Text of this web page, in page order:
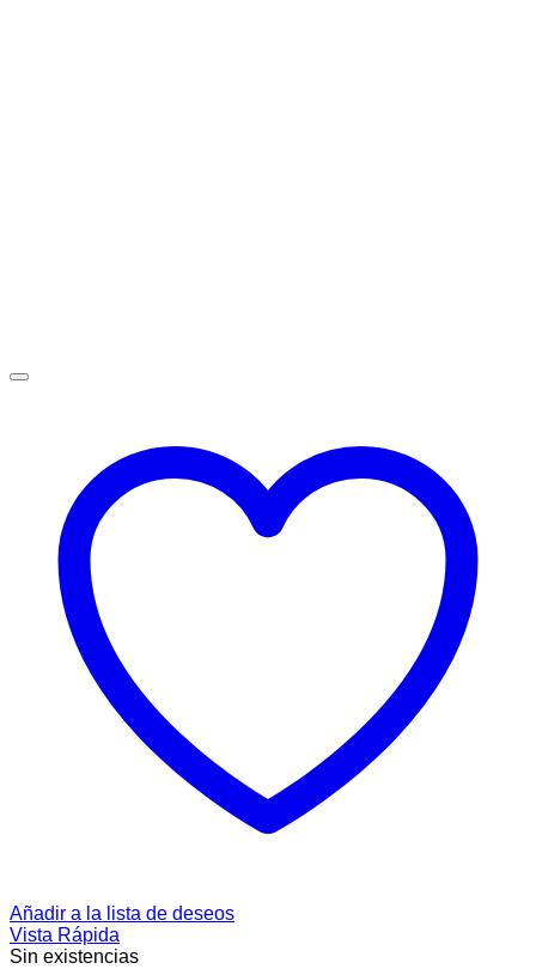
Añadir a la lista de deseos
Vista Rápida
Sin existencias